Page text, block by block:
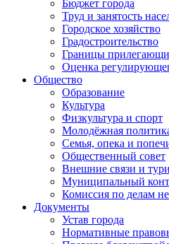
Бюджет города
Труд и занятость
Городское хозяйство
Градостроительство
Границы
Оценка
Общество
Образование
Культура
Физкультура и спорт
Молодёжная
Семья, опека и
Общественный совет
Внешние связи и
Муниципальный
Комиссия по делам
Документы
Устав города
Нормативные